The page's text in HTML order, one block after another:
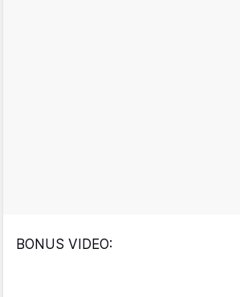
BONUS VIDEO: